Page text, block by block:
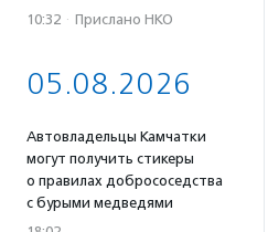
10:32 · Прислано НКО
05.08.2026
Автовладельцы Камчатки
могут получить стикеры
о правилах добрососедства
с бурыми медведями